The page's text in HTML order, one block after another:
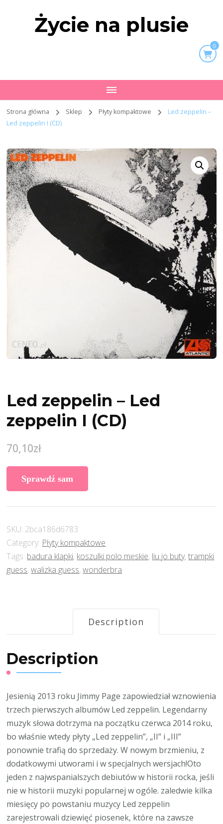
Życie na plusie
0
Strona główna Sklep Płyty kompaktowe
Led zeppelin –
Led zeppelin I (CD)
Led zeppelin – Led
zeppelin I (CD)
70,10zł
Sprawdź sam
SKU: 2bca186d6783
Category: Płyty kompaktowe
Tags: badura klapki, koszulki polo męskie, liu jo buty,trampki
guess,walizka guess,wonderbra
Description
Description
Jesienią 2013 roku Jimmy Page zapowiedział wznowienia
trzech pierwszych albumów Led zeppelin. Legendarny
muzyk słowa dotrzyma na początku czerwca 2014 roku,
bo właśnie wtedy płyty „Led zeppelin”, „II” i „III”
ponownie trafią do sprzedaży. W nowym brzmieniu, z
dodatkowymi utworami i w specjalnych wersjach!Oto
jeden z najwspanialszych debiutów w historii rocka, jeśli
nie w historii muzyki popularnej w ogóle. zaledwie kilka
miesięcy po powstaniu muzycy Led zeppelin
zarejestrowali dziewięć piosenek, które na zawsze